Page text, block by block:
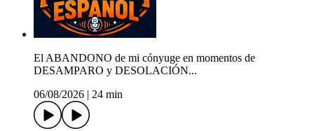
El ABANDONO de mi cónyuge en momentos de
DESAMPARO y DESOLACIÓN...
06/08/2026
24 min